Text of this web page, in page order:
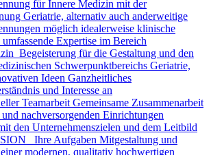
für Innere Medizin mit der
Geriatrie, alternativ auch anderweitige
möglich idealerweise klinische
Expertise im Bereich
Begeisterung für die Gestaltung und den
Schwerpunktbereichs Geriatrie,
Ideen Ganzheitliches
und Interesse an
Teamarbeit Gemeinsame Zusammenarbeit
nachversorgenden Einrichtungen
den Unternehmenszielen und dem Leitbild
Ihre Aufgaben Mitgestaltung und
modernen, qualitativ hochwertigen